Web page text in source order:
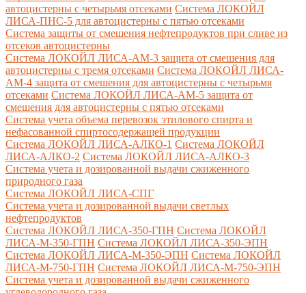
автоцистерны с четырьмя отсеками Система ЛОКОЙЛ
ЛИСА-ПНС-5 для автоцистерны с пятью отсеками
Система защиты от смешения нефтепродуктов при сливе из
отсеков автоцистерны
Система ЛОКОЙЛ ЛИСА-AM-3 защита от смешения для
автоцистерны с тремя отсеками Система ЛОКОЙЛ ЛИСА-
AM-4 защита от смешения для автоцистерны с четырьмя
отсеками Система ЛОКОЙЛ ЛИСА-AM-5 защита от
смешения для автоцистерны с пятью отсеками
Система учета объема перевозок этилового спирта и
нефасованной спиртосодержащей продукции
Система ЛОКОЙЛ ЛИСА-AЛКО-1 Система ЛОКОЙЛ
ЛИСА-АЛКО-2 Система ЛОКОЙЛ ЛИСА-АЛКО-3
Система учета и дозированной выдачи сжиженного
природного газа
Система ЛОКОЙЛ ЛИСА-СПГ
Система учета и дозированной выдачи светлых
нефтепродуктов
Система ЛОКОЙЛ ЛИСА-350-ГПН Система ЛОКОЙЛ
ЛИСА-М-350-ГПН Система ЛОКОЙЛ ЛИСА-350-ЭПН
Система ЛОКОЙЛ ЛИСА-М-350-ЭПН Система ЛОКОЙЛ
ЛИСА-М-750-ГПН Система ЛОКОЙЛ ЛИСА-М-750-ЭПН
Система учета и дозированной выдачи сжиженного